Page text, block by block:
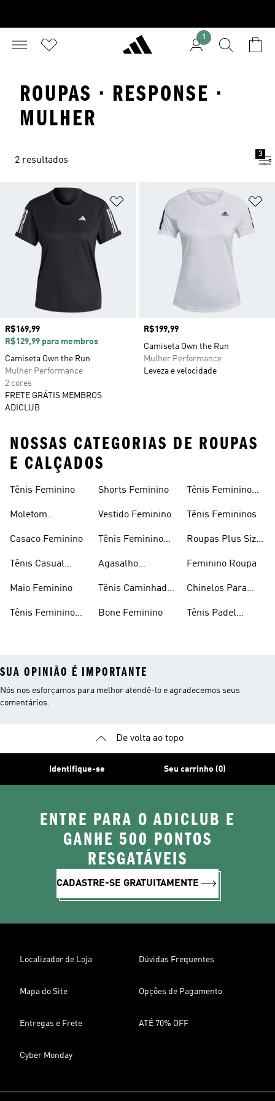
1
ROUPAS · RESPONSE ·
MULHER
2 resultados
3
Adicionar à Lista de Desejos
Preço
R$169,99
R$129,99 para membros
Camiseta Own the Run
Mulher Performance
2 cores
FRETE GRÁTIS MEMBROS
ADICLUB
Preço
R$199,99
Camiseta Own the Run
Mulher Performance
Leveza e velocidade
NOSSAS CATEGORIAS DE ROUPAS
E CALÇADOS
Tênis Feminino
Moletom
Casaco Feminino
Tênis Casual
Maio Feminino
Tênis Feminino
Shorts Feminino
Vestido Feminino
Tênis Feminino
Agasalho
Tênis Caminhada
Bone Feminino
Tênis Feminino
Tênis Femininos
Roupas Plus Size
Feminino Roupa
Chinelos Para
Tênis Padel
SUA OPINIÃO É IMPORTANTE
Nós nos esforçamos para melhor atendê-lo e agradecemos seus
comentários.
De volta ao topo
Identifique-se Seu carrinho (0)
ENTRE PARA O ADICLUB E
GANHE 500 PONTOS
RESGATÁVEIS
CADASTRE-SE GRATUITAMENTE
Localizador de Loja Dúvidas Frequentes
Mapa do Site Opções de Pagamento
Entregas e Frete ATÉ 70% OFF
Cyber Monday